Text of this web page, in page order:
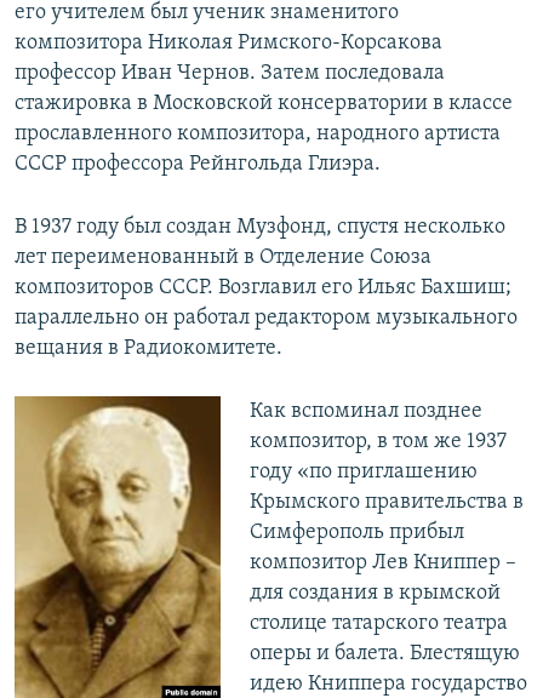
его учителем был ученик знаменитого
композитора Николая Римского-Корсакова
профессор Иван Чернов. Затем последовала
стажировка в Московской консерватории в классе
прославленного композитора, народного артиста
СССР профессора Рейнгольда Глиэра.
В 1937 году был создан Музфонд, спустя несколько
лет переименованный в Отделение Союза
композиторов СССР. Возглавил его Ильяс Бахшиш;
параллельно он работал редактором музыкального
вещания в Радиокомитете.
Как вспоминал позднее
композитор, в том же 1937
году «по приглашению
Крымского правительства в
Симферополь прибыл
композитор Лев Книппер –
для создания в крымской
столице татарского театра
оперы и балета. Блестящую
идею Книппера государство